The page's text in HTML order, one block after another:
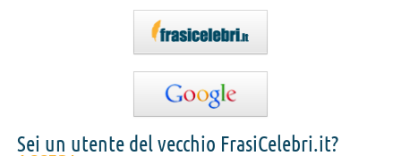
Sei un utente del vecchio FrasiCelebri.it?